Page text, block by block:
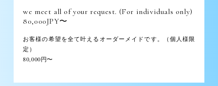
we meet all of your request. (For individuals only)
80,000JPY〜
お客様の希望を全て叶えるオーダーメイドです。（個人様限
定）
80,000円〜